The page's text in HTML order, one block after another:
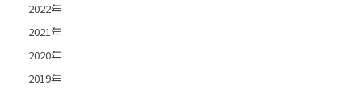
2022年
2021年
2020年
2019年